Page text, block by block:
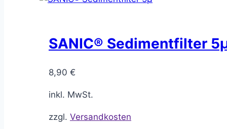
SANIC® Sedimentfilter
8,90 €
inkl. MwSt.
zzgl. Versandkosten